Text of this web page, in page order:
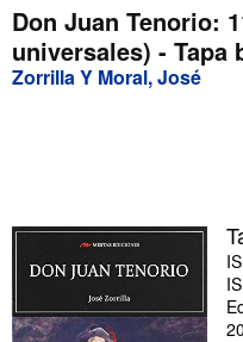
Consultar mis pedidos
Búsqueda avanzada
Vendedores
Comenzar a vender
Ayuda
Don Juan Tenorio:
universales) - Tapa
Zorrilla Y Moral, José